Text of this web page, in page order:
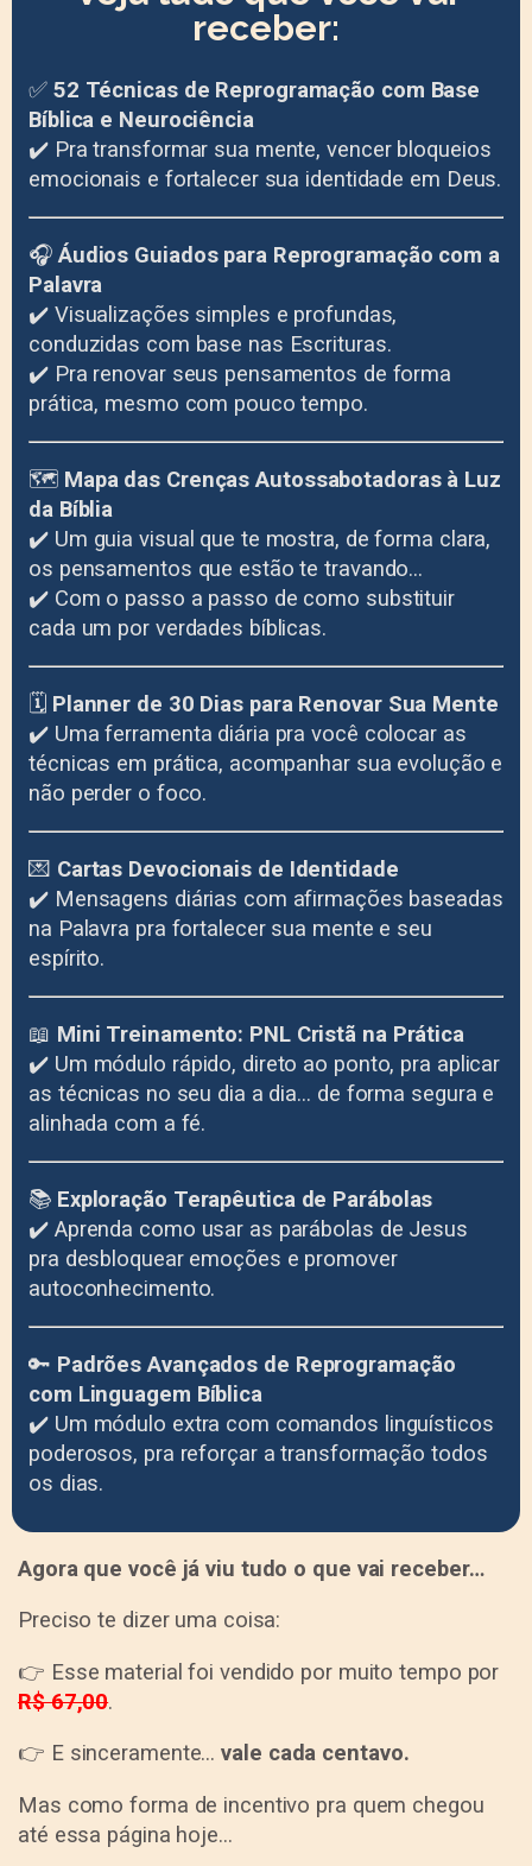
receber:
✅ 52 Técnicas de Reprogramação com Base
Bíblica e Neurociência
✔️ Pra transformar sua mente, vencer bloqueios
emocionais e fortalecer sua identidade em Deus.
🎧Áudios Guiados para Reprogramação com a
Palavra
✔️ Visualizações simples e profundas,
conduzidas com base nas Escrituras.
✔️ Pra renovar seus pensamentos de forma
prática, mesmo com pouco tempo.
🗺️ Mapa das Crenças Autossabotadoras à Luz
da Bíblia
✔️ Um guia visual que te mostra, de forma clara,
os pensamentos que estão te travando…
✔️ Com o passo a passo de como substituir
cada um por verdades bíblicas.
🗓️ Planner de 30 Dias para Renovar Sua Mente
✔️ Uma ferramenta diária pra você colocar as
técnicas em prática, acompanhar sua evolução e
não perder o foco.
💌 Cartas Devocionais de Identidade
✔️ Mensagens diárias com afirmações baseadas
na Palavra pra fortalecer sua mente e seu
espírito.
📖 Mini Treinamento: PNL Cristã na Prática
✔️ Um módulo rápido, direto ao ponto, pra aplicar
as técnicas no seu dia a dia… de forma segura e
alinhada com a fé.
📚 Exploração Terapêutica de Parábolas
✔️ Aprenda como usar as parábolas de Jesus
pra desbloquear emoções e promover
autoconhecimento.
🔑 Padrões Avançados de Reprogramação
com Linguagem Bíblica
✔️ Um módulo extra com comandos linguísticos
poderosos, pra reforçar a transformação todos
os dias.
Agora que você já viu tudo o que vai receber…
Preciso te dizer uma coisa:
👉 Esse material foi vendido por muito tempo por
R$ 67,00.
👉 E sinceramente…vale cada centavo.
Mas como forma de incentivo pra quem chegou
até essa página hoje…